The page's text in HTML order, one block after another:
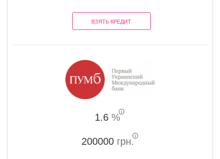
ВЗЯТЬ КРЕДИТ
1.6 %
200000грн.